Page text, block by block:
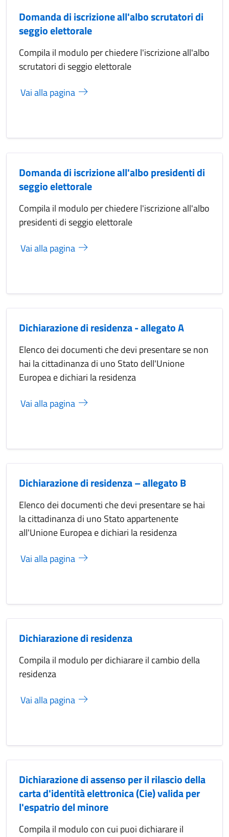
Domanda di iscrizione all'albo scrutatori di
seggio elettorale
Compila il modulo per chiedere l'iscrizione all'albo
scrutatori di seggio elettorale
Vai alla pagina
Domanda di iscrizione all'albo presidenti di
seggio elettorale
Compila il modulo per chiedere l'iscrizione all'albo
presidenti di seggio elettorale
Vai alla pagina
Dichiarazione di residenza - allegato A
Elenco dei documenti che devi presentare se non
hai la cittadinanza di uno Stato dell'Unione
Europea e dichiari la residenza
Vai alla pagina
Dichiarazione di residenza – allegato B
Elenco dei documenti che devi presentare se hai
la cittadinanza di uno Stato appartenente
all'Unione Europea e dichiari la residenza
Vai alla pagina
Dichiarazione di residenza
Compila il modulo per dichiarare il cambio della
residenza
Vai alla pagina
Dichiarazione di assenso per il rilascio della
carta d'identità elettronica (Cie) valida per
l'espatrio del minore
Compila il modulo con cui puoi dichiarare il